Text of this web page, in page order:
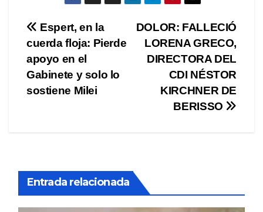
Navegación
de
entradas
DOLOR: FALLECIÓ
LORENA GRECO,
DIRECTORA DEL
CDI NÉSTOR
KIRCHNER DE
BERISSO
Espert, en la
cuerda floja: Pierde
apoyo en el
Gabinete y solo lo
sostiene Milei
Entrada relacionada